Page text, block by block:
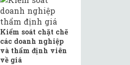
Kiểm soát chặt chẽ
các doanh nghiệp
và thẩm định viên
về giá